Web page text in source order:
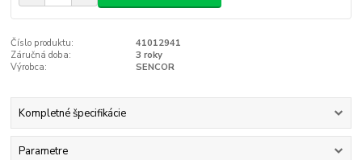
Číslo produktu:
41012941
Záručná doba:
3 roky
Výrobca:
SENCOR
Kompletné špecifikácie
Parametre